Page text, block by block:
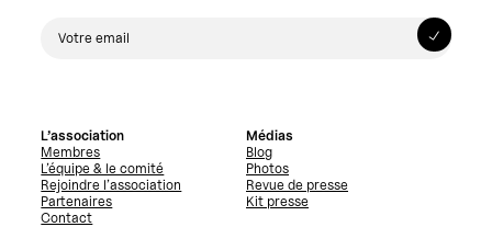
L’association
Membres
L’équipe & le comité
Rejoindre l’association
Partenaires
Contact
Médias
Blog
Photos
Revue de presse
Kit presse